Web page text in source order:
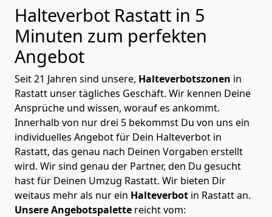
Halteverbot Rastatt in 5
Minuten zum perfekten
Angebot
Seit 21 Jahren sind unsere, Halteverbotszonen in
Rastatt unser tägliches Geschäft. Wir kennen Deine
Ansprüche und wissen, worauf es ankommt.
Innerhalb von nur drei 5 bekommst Du von uns ein
individuelles Angebot für Dein Halteverbot in
Rastatt, das genau nach Deinen Vorgaben erstellt
wird. Wir sind genau der Partner, den Du gesucht
hast für Deinen Umzug Rastatt. Wir bieten Dir
weitaus mehr als nur ein Halteverbot in Rastatt an.
Unsere Angebotspalette reicht vom: